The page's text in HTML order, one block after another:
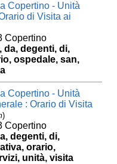
Copertino - Unità
di Visita ai
Copertino
da, degenti, di,
ospedale, san,
Copertino - Unità
: Orario di Visita
)
Copertino
degenti, di,
orario,
unità, visita